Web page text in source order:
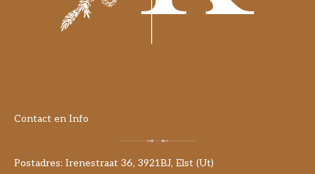
Contact en Info
Postadres: Irenestraat 36, 3921BJ, Elst (Ut)